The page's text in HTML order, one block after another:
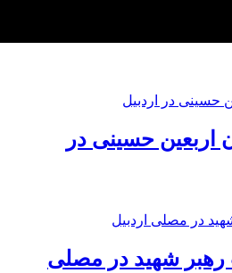
اربعین حسینی در
شهید در مصلی